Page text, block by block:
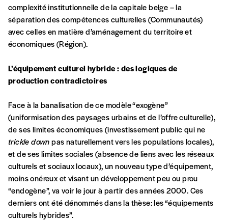
Format papier (livraison uniquement
en Belgique)
Format numérique
Je commande au numéro
uniquement)
Quantité
AJOUTER
complexité institutionnelle de la capitale belge – la
séparation des compétences culturelles (Communautés)
avec celles en matière d’aménagement du territoire et
économiques (Région).
L’équipement culturel hybride : des logiques de
production contradictoires
Face à la banalisation de ce modèle “exogène”
(uniformisation des paysages urbains et de l’offre culturelle),
de ses limites économiques (investissement public qui ne
trickle downpas naturellement vers les populations locales),
et de ses limites sociales (absence de liens avec les réseaux
culturels et sociaux locaux), un nouveau type d’équipement,
moins onéreux et visant un développement peu ou prou
“endogène”, va voir le jour à partir des années 2000. Ces
derniers ont été dénommés dans la thèse: les “équipements
culturels hybrides”.